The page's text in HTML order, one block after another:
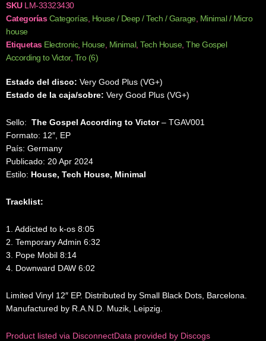
SKU LM-33323430
Categorías Categorías, House / Deep / Tech / Garage, Minimal / Micro
house
Etiquetas Electronic, House, Minimal, Tech House, The Gospel
According to Victor, Tro (6)
Estado del disco: Very Good Plus (VG+)
Estado de la caja/sobre: Very Good Plus (VG+)
Sello: The Gospel According to Victor‎– TGAV001
Formato: 12″, EP
País: Germany
Publicado: 20 Apr 2024
Estilo: House, Tech House, Minimal
Tracklist:
1. Addicted to k-os 8:05
2. Temporary Admin 6:32
3. Pope Mobil 8:14
4. Downward DAW 6:02
Limited Vinyl 12″ EP. Distributed by Small Black Dots, Barcelona.
Manufactured by R.A.N.D. Muzik, Leipzig.
Product listed via DisconnectData provided by Discogs